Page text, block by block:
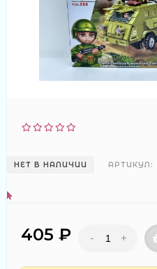
НЕТ В НАЛИЧИИ АРТИКУЛ:
405 ₽ - +